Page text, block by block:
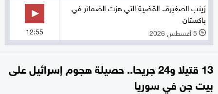
زينب الصغيرة.. القضية التي هزت الضمائر في
باكستان
l 5 أغسطس 2026 12:55
13 قتيلا و24 جريحا.. حصيلة هجوم إسرائيل على
بيت جن في سوريا